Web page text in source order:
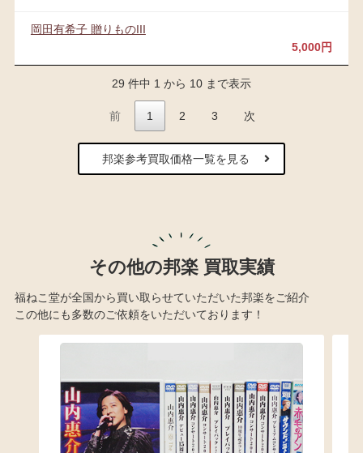
岡田有希子 贈りものIII
5,000円
29 件中 1 から 10 まで表示
前 1 2 3 次
邦楽参考買取価格一覧を見る
その他の邦楽 買取実績
福ねこ堂が全国から買い取らせていただいた邦楽をご紹介
この他にも多数のご依頼をいただいております！